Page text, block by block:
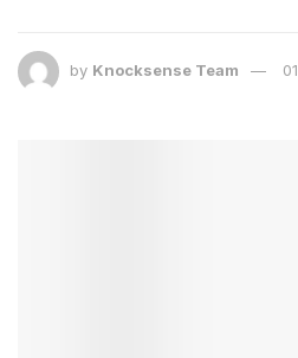
by Knocksense Team